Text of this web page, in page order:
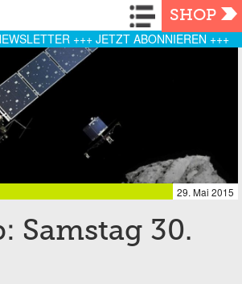
Navigation
SHOP
+++ JETZT ABONNIEREN +++
29. Mai 2015
Samstag 30.